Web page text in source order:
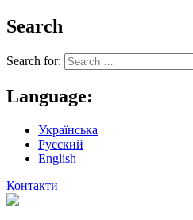
Search
Search for:
Language:
Українська
Русский
English
Контакти